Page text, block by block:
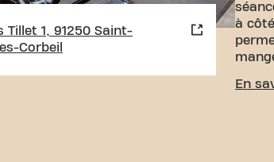
Tillet 1, 91250 Saint-
Corbeil
à
En